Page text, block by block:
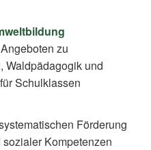
zu
Waldpädagogik und
Schulklassen
Förderung
Kompetenzen